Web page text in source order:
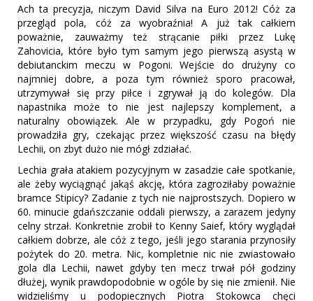
Ach ta precyzja, niczym David Silva na Euro 2012! Cóż za
przegląd pola, cóż za wyobraźnia! A już tak całkiem
poważnie, zauważmy też strącanie piłki przez Lukę
Zahovicia, które było tym samym jego pierwszą asystą w
debiutanckim meczu w Pogoni. Wejście do drużyny co
najmniej dobre, a poza tym również sporo pracował,
utrzymywał się przy piłce i zgrywał ją do kolegów. Dla
napastnika może to nie jest najlepszy komplement, a
naturalny obowiązek. Ale w przypadku, gdy Pogoń nie
prowadziła gry, czekając przez większość czasu na błędy
Lechii, on zbyt dużo nie mógł zdziałać.
Lechia grała atakiem pozycyjnym w zasadzie całe spotkanie,
ale żeby wyciągnąć jakąś akcję, która zagroziłaby poważnie
bramce Stipicy? Zadanie z tych nie najprostszych. Dopiero w
60. minucie gdańszczanie oddali pierwszy, a zarazem jedyny
celny strzał. Konkretnie zrobił to Kenny Saief, który wyglądał
całkiem dobrze, ale cóż z tego, jeśli jego starania przynosiły
pożytek do 20. metra. Nic, kompletnie nic nie zwiastowało
gola dla Lechii, nawet gdyby ten mecz trwał pół godziny
dłużej, wynik prawdopodobnie w ogóle by się nie zmienił. Nie
widzieliśmy u podopiecznych Piotra Stokowca chęci